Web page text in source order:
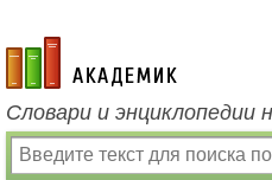
academic.ru
Словари и энциклопедии